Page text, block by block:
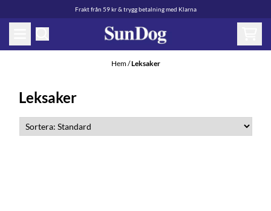
Hoppa till innehållFrakt från 59 kr & trygg betalning med Klarna
Hem/Leksaker
Leksaker